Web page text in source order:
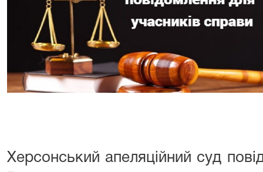
Херсонський апеляційний суд